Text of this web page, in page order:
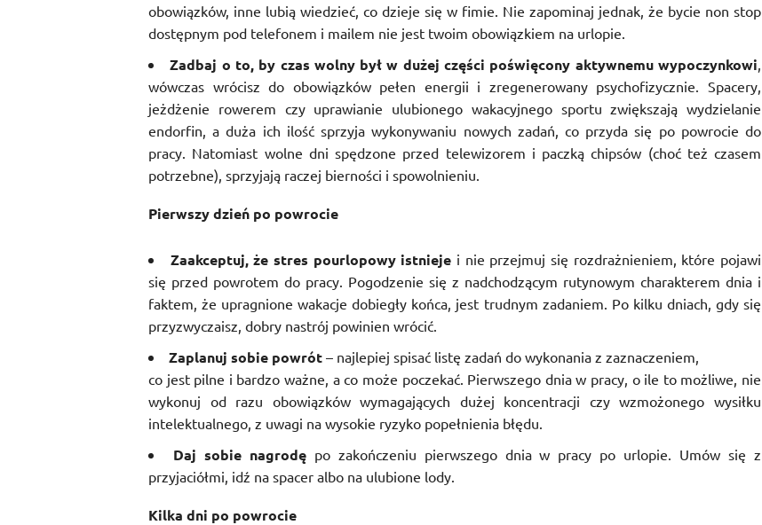
obowiązków, inne lubią wiedzieć, co dzieje się w fimie. Nie zapominaj jednak, że bycie non stop
dostępnym pod telefonem i mailem nie jest twoim obowiązkiem na urlopie.
Zadbaj o to, by czas wolny był w dużej części poświęcony aktywnemu wypoczynkowi,
wówczas wrócisz do obowiązków pełen energii i zregenerowany psychofizycznie. Spacery,
jeżdżenie rowerem czy uprawianie ulubionego wakacyjnego sportu zwiększają wydzielanie
endorfin, a duża ich ilość sprzyja wykonywaniu nowych zadań, co przyda się po powrocie do
pracy. Natomiast wolne dni spędzone przed telewizorem i paczką chipsów (choć też czasem
potrzebne), sprzyjają raczej bierności i spowolnieniu.
Pierwszy dzień po powrocie
Zaakceptuj, że stres pourlopowy istnieje i nie przejmuj się rozdrażnieniem, które pojawi
się przed powrotem do pracy. Pogodzenie się z nadchodzącym rutynowym charakterem dnia i
faktem, że upragnione wakacje dobiegły końca, jest trudnym zadaniem. Po kilku dniach, gdy się
przyzwyczaisz, dobry nastrój powinien wrócić.
Zaplanuj sobie powrót – najlepiej spisać listę zadań do wykonania z zaznaczeniem,
co jest pilne i bardzo ważne, a co może poczekać. Pierwszego dnia w pracy, o ile to możliwe, nie
wykonuj od razu obowiązków wymagających dużej koncentracji czy wzmożonego wysiłku
intelektualnego, z uwagi na wysokie ryzyko popełnienia błędu.
Daj sobie nagrodępo zakończeniu pierwszego dnia w pracy po urlopie. Umów się z
przyjaciółmi, idź na spacer albo na ulubione lody.
Kilka dni po powrocie